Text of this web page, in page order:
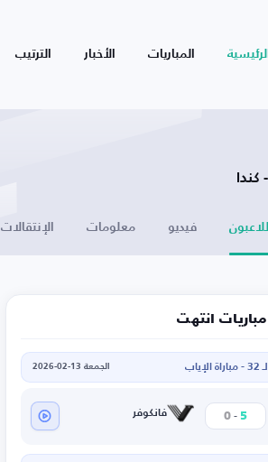
الرئيسية المباريات الأخبار الترتيب
كندا
اللاعبون فيديو معلومات الإنتقالات
مباريات انتهت
الجمعة 13-02-2026
5
-
0 فانكوفر